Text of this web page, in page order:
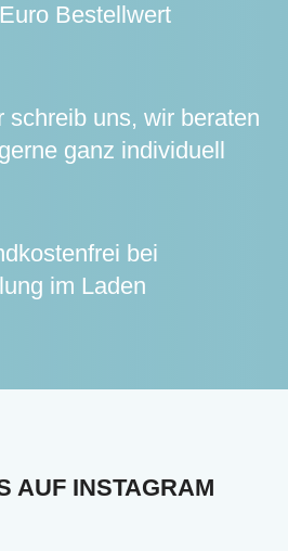
Bestellwert
schreib uns, wir beraten
ganz individuell
bei
im Laden
AUF INSTAGRAM